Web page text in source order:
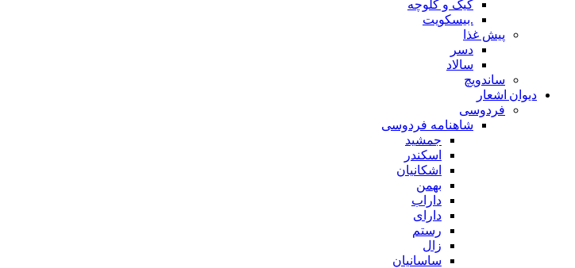
کیک و کلوچه
.بیسکویت
پیش غذا
دسر
سالاد
ساندویچ
دیوان اشعار
فردوسی
شاهنامه فردوسی
جمشید
اسکندر
اشکانیان
بهمن
داراب
دارای
رستم
زال
ساسانیان